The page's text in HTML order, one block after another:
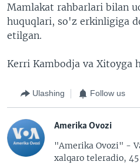
Mamlakat rahbarlari bilan
huquqlari, so'z erkinligiga
etilgan.
Kerri Kambodja va Xitoyga
Ulashing Follow us
Amerika Ovozi
"Amerika Ovozi" -
xalqaro teleradio,